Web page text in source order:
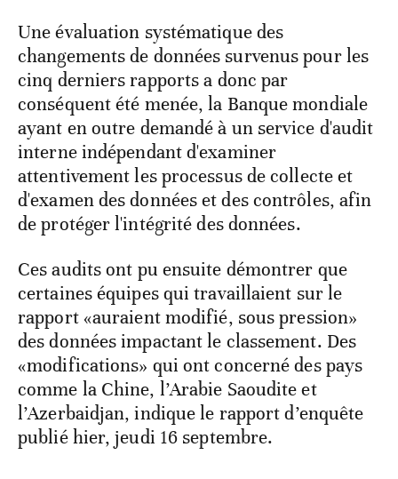
Une évaluation systématique des
changements de données survenus pour les
cinq derniers rapports a donc par
conséquent été menée, la Banque mondiale
ayant en outre demandé à un service d'audit
interne indépendant d'examiner
attentivement les processus de collecte et
d'examen des données et des contrôles, afin
de protéger l'intégrité des données.
Ces audits ont pu ensuite démontrer que
certaines équipes qui travaillaient sur le
rapport «auraient modifié, sous pression»
des données impactant le classement. Des
«modifications» qui ont concerné des pays
comme la Chine, l’Arabie Saoudite et
l’Azerbaidjan, indique le rapport d’enquête
publié hier, jeudi 16 septembre.